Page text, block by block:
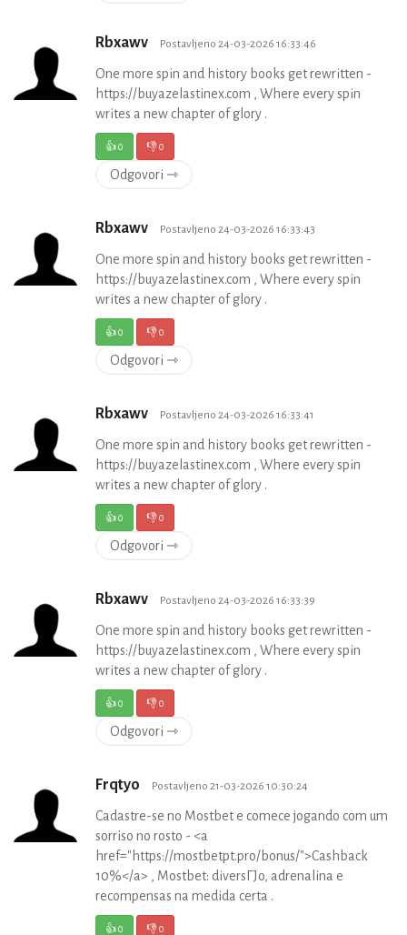
Rbxawv Postavljeno 24-03-2026 16:33:46
One more spin and history books get rewritten -
https://buyazelastinex.com , Where every spin
writes a new chapter of glory .
👍0 👎0
Odgovori ⇾
Rbxawv Postavljeno 24-03-2026 16:33:43
One more spin and history books get rewritten -
https://buyazelastinex.com , Where every spin
writes a new chapter of glory .
👍0 👎0
Odgovori ⇾
Rbxawv Postavljeno 24-03-2026 16:33:41
One more spin and history books get rewritten -
https://buyazelastinex.com , Where every spin
writes a new chapter of glory .
👍0 👎0
Odgovori ⇾
Rbxawv Postavljeno 24-03-2026 16:33:39
One more spin and history books get rewritten -
https://buyazelastinex.com , Where every spin
writes a new chapter of glory .
👍0 👎0
Odgovori ⇾
Frqtyo Postavljeno 21-03-2026 10:30:24
Cadastre-se no Mostbet e comece jogando com um
sorriso no rosto - <a
href="https://mostbetpt.pro/bonus/">Cashback
10%</a> , Mostbet: diversГЈo, adrenalina e
recompensas na medida certa .
👍0 👎0